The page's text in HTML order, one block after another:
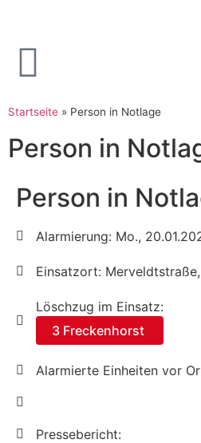
Startseite » Person in Notlage
Person in
Person in
Alarmierung: Mo.,
Einsatzort:
Löschzug im Einsatz:
3 Freckenhorst
Alarmierte Einheiten vor
Pressebericht: